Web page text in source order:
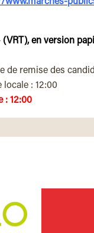
en version
de remise des
: 12:00
: 12:00